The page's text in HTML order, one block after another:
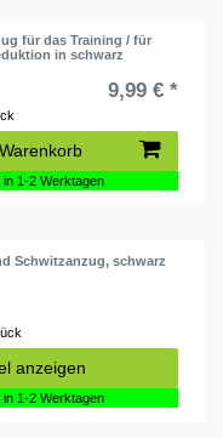
für das Training / für
in schwarz
9,99 € *
in 1-2 Werktagen
Schwitzanzug, schwarz
anzeigen
in 1-2 Werktagen